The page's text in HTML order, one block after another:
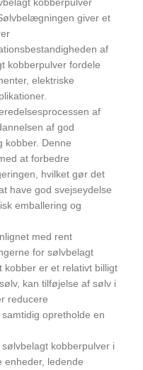
giver et
af
kobberpulver fordele
elektriske
af
af ​​god
kobber. Denne
at forbedre
hvilket gør det
have god svejseydelse
emballering og
med rent
for sølvbelagt
kobber er et relativt billigt
kan tilføjelse af sølv i
reducere
opretholde en
kobberpulver i
ledende